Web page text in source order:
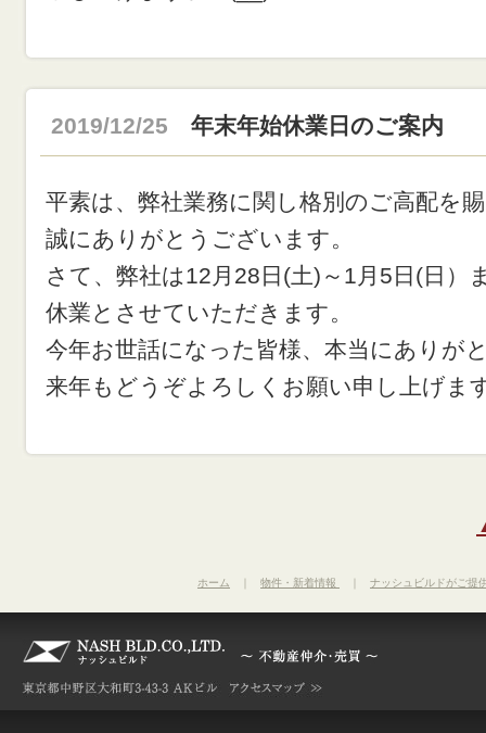
2019/12/25 年末年始休業日のご案内
平素は、弊社業務に関し格別のご高配を
誠にありがとうございます。
さて、弊社は12月28日(土)～1月5日(日）
休業とさせていただきます。
今年お世話になった皆様、本当にありが
来年もどうぞよろしくお願い申し上げま
ホーム 物件・新着情報 ナッシュビルドがご提